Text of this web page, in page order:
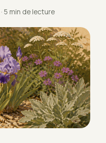
· 5 min de lecture